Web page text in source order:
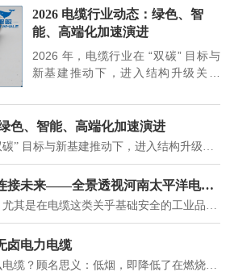
2026 电缆行业动态：绿色、智
能、高端化加速演进
2026 年，电缆行业在 “双碳” 目标与
新基建推动下，进入结构升级关键
大清晰趋势，市场格局持续优化。
色、智能、高端化加速演进
实力铸就信任，匠心连接未来——全景透视河南太平洋电缆厂
在选择长期合作伙伴时，尤其是在电缆这类关乎基础安全的工业品上，供应商的“内在实力”远比一纸报价单更重要。今天，我们邀请您“云参观”河南太平洋电缆厂，透过每一个细节，看我们如何将“可靠”二字，铸入每一米电缆。
卤电力电缆
低烟无卤电力电缆是什么电缆？顾名思义：低烟，即降低了在燃烧时有害物体的产生；卤素对于人体来说是一种有毒气体，无卤就是没有毒气体的释放，通常是针对电缆遇火灾时而言的。低烟无卤电力电缆又可以称之为环保电缆，低烟无卤电缆大多数用于医院和对环境卫生要求比较严格的地方。